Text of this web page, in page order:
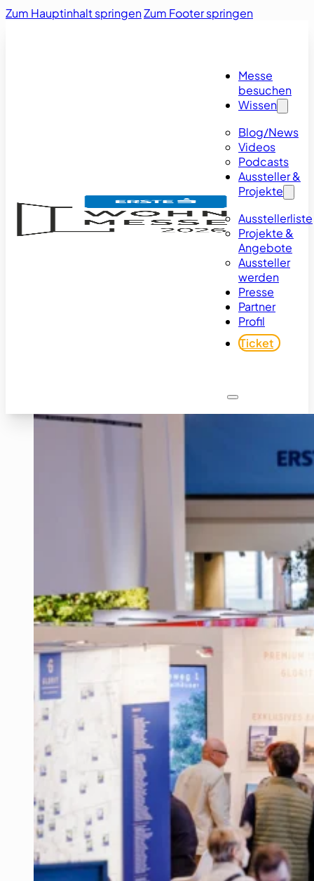
Zum Hauptinhalt springenZum Footer springen
Messe
besuchen
Wissen
Blog/News
Videos
Podcasts
Aussteller &
Projekte
Ausstellerliste
Projekte &
Angebote
Aussteller
werden
Presse
Partner
Profil
Ticket